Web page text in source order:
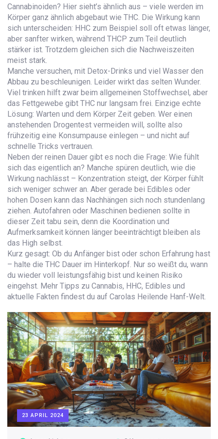
Cannabinoiden? Hier sieht’s ähnlich aus – viele werden im
Körper ganz ähnlich abgebaut wie THC. Die Wirkung kann
sich unterscheiden: HHC zum Beispiel soll oft etwas länger,
aber sanfter wirken, während THCP zum Teil deutlich
stärker ist. Trotzdem gleichen sich die Nachweiszeiten
meist stark.
Manche versuchen, mit Detox-Drinks und viel Wasser den
Abbau zu beschleunigen. Leider wirkt das selten Wunder.
Viel trinken hilft zwar beim allgemeinen Stoffwechsel, aber
das Fettgewebe gibt THC nur langsam frei. Einzige echte
Lösung: Warten und dem Körper Zeit geben. Wer einen
anstehenden Drogentest vermeiden will, sollte also
frühzeitig eine Konsumpause einlegen – und nicht auf
schnelle Tricks vertrauen.
Neben der reinen Dauer gibt es noch die Frage: Wie fühlt
sich das eigentlich an? Manche spüren deutlich, wie die
Wirkung nachlässt – Konzentration steigt, der Körper fühlt
sich weniger schwer an. Aber gerade bei Edibles oder
hohen Dosen kann das Nachhängen sich noch stundenlang
ziehen. Autofahren oder Maschinen bedienen sollte in
dieser Zeit tabu sein, denn die Koordination und
Aufmerksamkeit können länger beeinträchtigt bleiben als
das High selbst.
Kurz gesagt: Ob du Anfänger bist oder schon Erfahrung hast
– halte die THC Dauer im Hinterkopf. Nur so weißt du, wann
du wieder voll leistungsfähig bist und keinen Risiko
eingehst. Mehr Tipps zu Cannabis, HHC, Edibles und
aktuelle Fakten findest du auf Carolas Heilende Hanf-Welt.
23 APRIL 2024